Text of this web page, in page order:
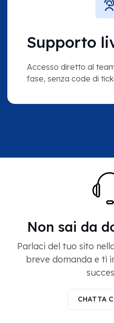
Supporto
Accesso diretto al
fase, senza code di
Non sai da
Parlaci del tuo sito
breve domanda e ti
CHATTA